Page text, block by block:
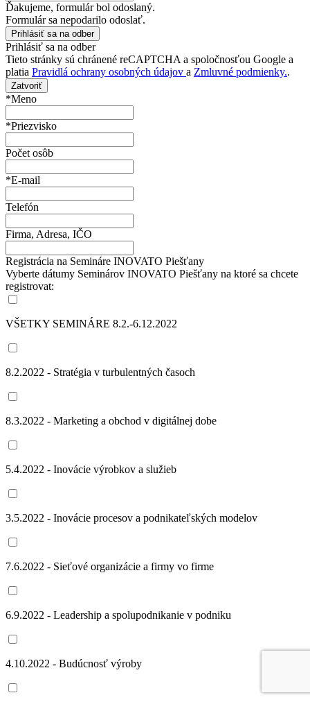
Ďakujeme, formulár bol odoslaný.
Formulár sa nepodarilo odoslať.
Prihlásiť sa na odber
Tieto stránky sú chránené reCAPTCHA a spoločnosťou Google a
platia Pravidlá ochrany osobných údajov a Zmluvné podmienky..
Zatvoriť
*Meno
*Priezvisko
Počet osôb
*E-mail
Telefón
Firma, Adresa, IČO
Registrácia na Semináre INOVATO Piešťany
Vyberte dátumy Seminárov INOVATO Piešťany na ktoré sa chcete
registrovat:
VŠETKY SEMINÁRE 8.2.-6.12.2022
8.2.2022 - Stratégia v turbulentných časoch
8.3.2022 - Marketing a obchod v digitálnej dobe
5.4.2022 - Inovácie výrobkov a služieb
3.5.2022 - Inovácie procesov a podnikateľských modelov
7.6.2022 - Sieťové organizácie a firmy vo firme
6.9.2022 - Leadership a spolupodnikanie v podniku
4.10.2022 - Budúcnosť výroby